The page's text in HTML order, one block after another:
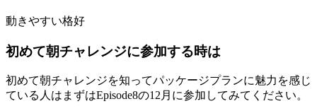
動きやすい格好
初めて朝チャレンジに参加する時は
初めて朝チャレンジを知ってパッケージプランに魅力を感じ
ている人はまずはEpisode8の12月に参加してみてください。